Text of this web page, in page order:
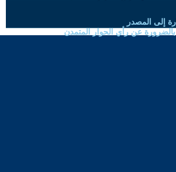
إلى المصدر
بالضرورة عن رأي الحوار المتمدن